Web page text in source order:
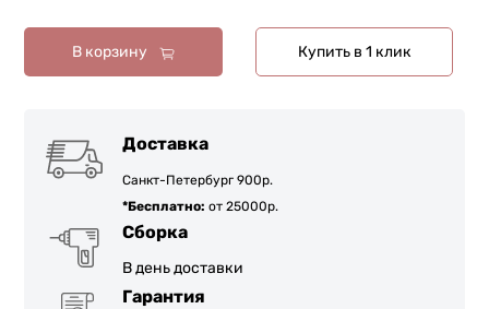
В корзину Купить в 1 клик
Доставка
Санкт-Петербург 900р.
*Бесплатно:от 25000р.
Сборка
В день доставки
Гарантия